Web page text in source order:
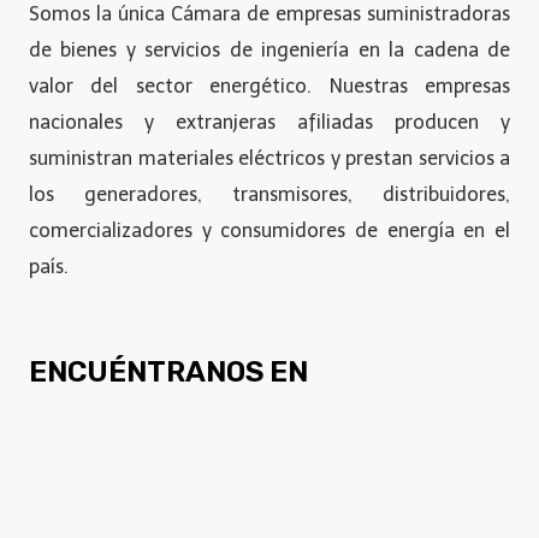
Somos la única Cámara de empresas suministradoras
de bienes y servicios de ingeniería en la cadena de
valor del sector energético. Nuestras empresas
nacionales y extranjeras afiliadas producen y
suministran materiales eléctricos y prestan servicios a
los generadores, transmisores, distribuidores,
comercializadores y consumidores de energía en el
país.
ENCUÉNTRANOS EN